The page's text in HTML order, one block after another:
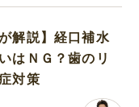
解説】経口補水
はＮＧ？歯のリ
対策